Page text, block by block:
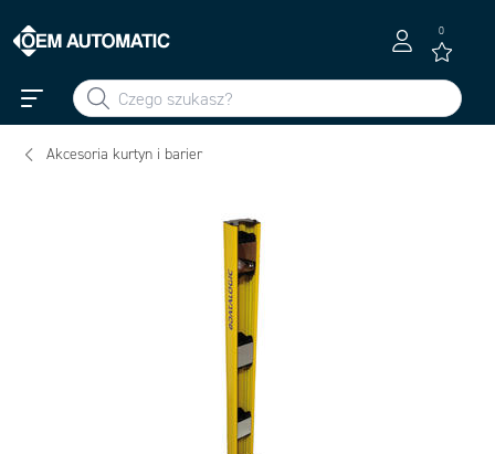
0
Akcesoria kurtyn i barier